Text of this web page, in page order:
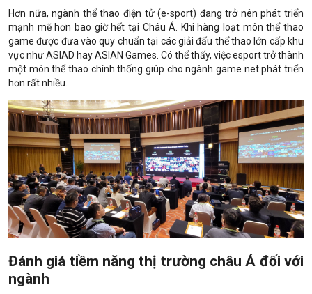
Hơn nữa, ngành thể thao điện tử (e-sport) đang trở nên phát triển
mạnh mẽ hơn bao giờ hết tại Châu Á. Khi hàng loạt môn thể thao
game được đưa vào quy chuẩn tại các giải đấu thể thao lớn cấp khu
vực như ASIAD hay ASIAN Games. Có thể thấy, việc esport trở thành
một môn thể thao chính thống giúp cho ngành game net phát triển
hơn rất nhiều.
Đánh giá tiềm năng thị trường châu Á đối với
ngành